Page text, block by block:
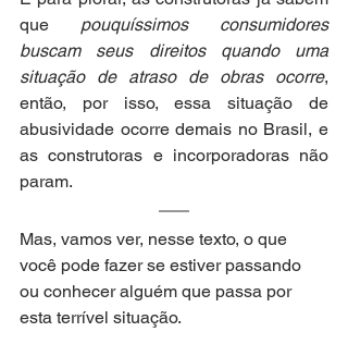
que pouquíssimos consumidores
buscam seus direitos quando uma
situação de atraso de obras ocorre,
então, por isso, essa situação de
abusividade ocorre demais no Brasil, e
as construtoras e incorporadoras não
param.
Mas, vamos ver, nesse texto, o que
você pode fazer se estiver passando
ou conhecer alguém que passa por
esta terrível situação.